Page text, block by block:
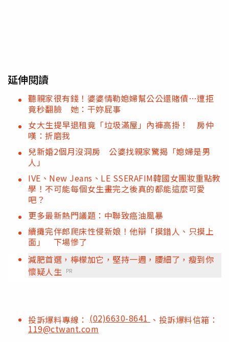
延伸閱讀
聽親家很有錢！婆婆情勒媳婦幫公公還賭債…遭拒
竟秒翻臉 她：干妳屁事
女大生提早退租竟「垃圾滿屋」內褲高掛！ 房仲
嘆：折磨我
兒新婚2個月沒洞房 公婆找親家驚揭「媳婦是男
人」
IVE、New Jeans、LE SSERAFIM韓國女團妝重點教
學！不可能每個女生畫完之後真的都能這麼可愛
吧？
更多最新熱門議題：中聯致癌油風暴
續攤完伴郎爬床性侵新娘！他辯「摸錯人、只摸上
面」 下場慘了
減肥首選，檸檬加它，堅持一週，腰細了，瘦到你
懷疑人生 PR
投訴爆料專線： (02)6630-8641 、投訴爆料信箱：
119@ctwant.com